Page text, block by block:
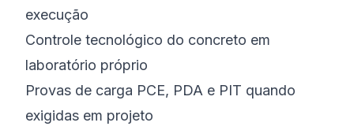
execução
Controle tecnológico do concreto em
laboratório próprio
Provas de carga PCE, PDA e PIT quando
exigidas em projeto